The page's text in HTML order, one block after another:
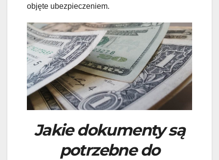
objęte ubezpieczeniem.
Jakie dokumenty są
potrzebne do